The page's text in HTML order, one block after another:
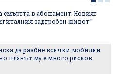
смъртта в абонамент: Новият
задгробен живот“
да разбие всички мобилни
планът му е много рисков